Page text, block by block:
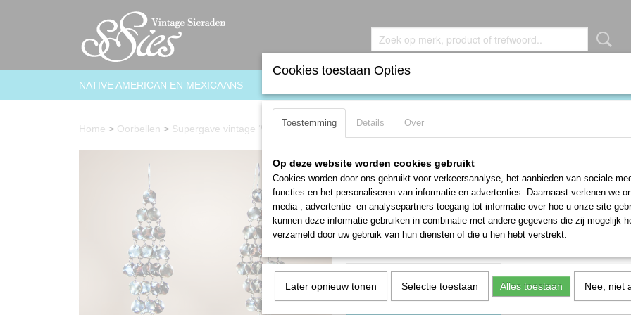
NATIVE AMERICAN EN MEXICAANS
Home > Oorbellen > Supergave vintage ‘WATERVAL’ mesh zilverkleurige oorbellen
Supergave vintage ‘WATERVAL’
oorbellen
€ 19,50
✓Op voorraad - Levertijd 1-3 werkdagen
Cookies toestaan Opties
Toestemming Details Over
Op deze website worden cookies gebruikt
Cookies worden door ons gebruikt voor verkeersanalyse, het aanbieden van sociale
functies en het personaliseren van informatie en advertenties. Daarnaast verlenen we
media-, advertentie- en analysepartners toegang tot informatie over hoe u onze site
kunnen deze informatie gebruiken in combinatie met andere gegevens die zij mogelijk
verzameld door uw gebruik van hun diensten of die u hen hebt verstrekt.
Later opnieuw tonen Selectie toestaan Alles toestaan Nee, niet